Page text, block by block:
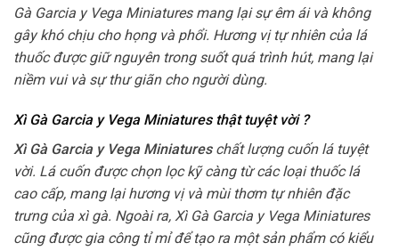
Gà Garcia y Vega Miniatures mang lại sự êm ái và không
gây khó chịu cho họng và phổi. Hương vị tự nhiên của lá
thuốc được giữ nguyên trong suốt quá trình hút, mang lại
niềm vui và sự thư giãn cho người dùng.
Xì Gà Garcia y Vega Miniatures thật tuyệt vời ?
Xì Gà Garcia y Vega Miniatures chất lượng cuốn lá tuyệt
vời. Lá cuốn được chọn lọc kỹ càng từ các loại thuốc lá
cao cấp, mang lại hương vị và mùi thơm tự nhiên đặc
trưng của xì gà. Ngoài ra, Xì Gà Garcia y Vega Miniatures
cũng được gia công tỉ mỉ để tạo ra một sản phẩm có kiểu